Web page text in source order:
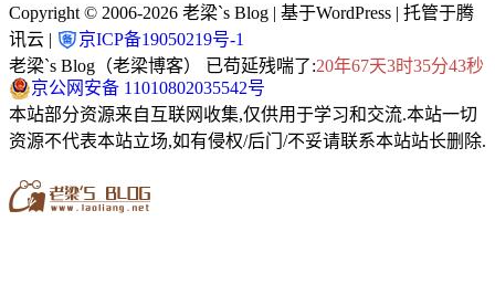
Copyright © 2006-2026 老梁`s Blog | 基于WordPress | 托管于腾
讯云 |
京ICP备19050219号-1
老梁`s Blog（老梁博客） 已苟延残喘了:20年67天3时35分44秒
京公网安备 11010802035542号
本站部分资源来自互联网收集,仅供用于学习和交流.本站一切
资源不代表本站立场,如有侵权/后门/不妥请联系本站站长删除.